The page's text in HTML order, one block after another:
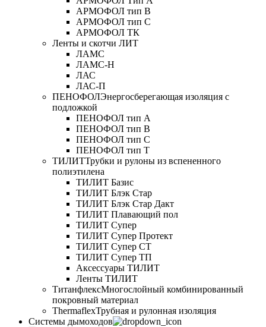
АРМОФОЛ тип В
АРМОФОЛ тип C
АРМОФОЛ ТК
Ленты и скотчи ЛИТ
ЛАМС
ЛАМС-Н
ЛАС
ЛАС-П
ПЕНОФОЛЭнергосберегающая изоляция с
подложкой
ПЕНОФОЛ тип А
ПЕНОФОЛ тип B
ПЕНОФОЛ тип C
ПЕНОФОЛ тип T
ТИЛИТТрубки и рулоны из вспененного
полиэтилена
ТИЛИТ Базис
ТИЛИТ Блэк Стар
ТИЛИТ Блэк Стар Дакт
ТИЛИТ Плавающий пол
ТИЛИТ Супер
ТИЛИТ Супер Протект
ТИЛИТ Супер СТ
ТИЛИТ Супер ТП
Аксессуары ТИЛИТ
Ленты ТИЛИТ
ТитанфлексМногослойный комбинированный
покровный материал
ThermaflexТрубная и рулонная изоляция
Cистемы дымоходов